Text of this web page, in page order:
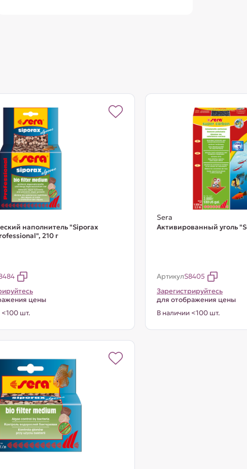
наполнитель "Siporax
210 г
цены
<100 шт.
Sera
Активированный уголь
АртикулS8405
Зарегистрируйтесь
для отображения цены
В наличии <100 шт.